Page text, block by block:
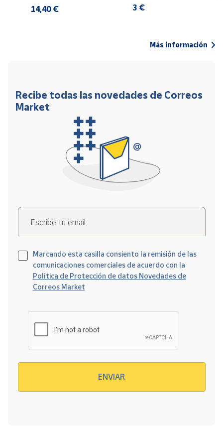
14,40 € 3 €
Más información
Recibe todas las novedades de Correos
Market
Escribe tu email
Marcando esta casilla consiento la remisión de las
comunicaciones comerciales de acuerdo con la
Política de Protección de datos Novedades de
Correos Market
ENVIAR